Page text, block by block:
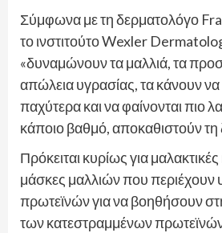
Σύμφωνα με τη δερματολόγο
το ινστιτούτο Wexler
«δυναμώνουν τα μαλλιά, τα
απώλεια υγρασίας, τα κάνουν να
παχύτερα και να φαίνονται πιο
κάποιο βαθμό, αποκαθιστούν τη
Πρόκειται κυρίως για
μάσκες μαλλιών που περιέχουν
πρωτεϊνών για να βοηθήσουν
των κατεστραμμένων